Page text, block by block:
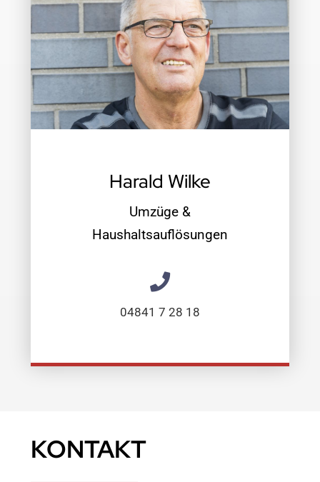
Harald Wilke
Umzüge &
Haushaltsauflösungen
04841 7 28 18
KONTAKT